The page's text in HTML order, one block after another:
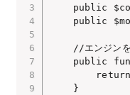
public
public
//エンジン
public
    }